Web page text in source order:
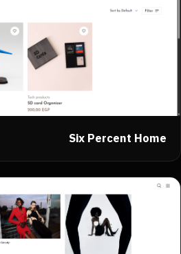
Six Percent Home